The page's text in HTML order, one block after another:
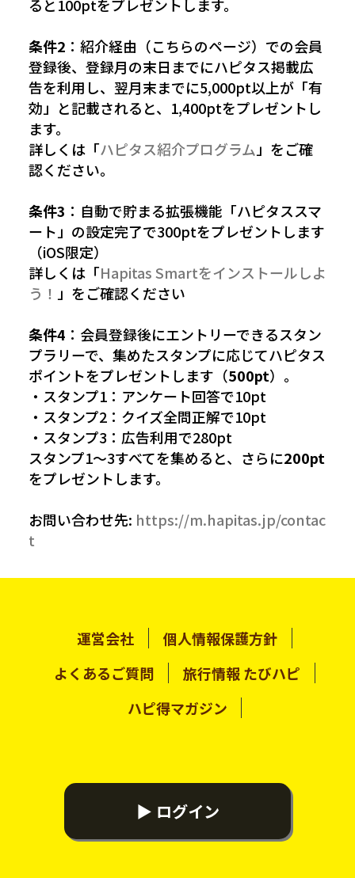
ると100ptをプレゼントします。
条件2 ：紹介経由（こちらのページ）での会員
登録後、登録月の末日までにハピタス掲載広
告を利用し、翌月末までに5,000pt以上が「有
効」と記載されると、1,400ptをプレゼントし
ます。
詳しくは「ハピタス紹介プログラム 」をご確
認ください。
条件3 ：自動で貯まる拡張機能「ハピタススマ
ート」の設定完了で300ptをプレゼントします
（iOS限定）
詳しくは「Hapitas Smartをインストールしよ
う！ 」をご確認ください
条件4 ：会員登録後にエントリーできるスタン
プラリーで、集めたスタンプに応じてハピタス
ポイントをプレゼントします（500pt）。
・スタンプ1：アンケート回答で10pt
・スタンプ2：クイズ全問正解で10pt
・スタンプ3：広告利用で280pt
スタンプ1〜3すべてを集めると、さらに200pt
をプレゼントします。
お問い合わせ先: https://m.hapitas.jp/contac
t
運営会社
個人情報保護方針
よくあるご質問
旅行情報 たびハピ
ハピ得マガジン
▶ ログイン